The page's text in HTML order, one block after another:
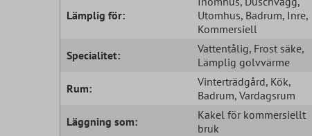
Lämplig för:
Utomhus, Badrum, Inre,
Kommersiell
Specialitet:
Vattentålig, Frost säke,
Lämplig golvvärme
Rum:
Vinterträdgård, Kök,
Badrum, Vardagsrum
Läggning som:
Kakel för kommersiellt
bruk